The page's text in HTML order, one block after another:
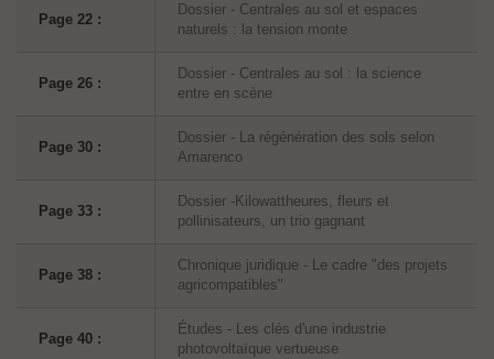
Page 22 :
Dossier - Centrales au sol et espaces
naturels : la tension monte
Page 26 :
Dossier - Centrales au sol : la science
entre en scène
Page 30 :
Dossier - La régénération des sols selon
Amarenco
Page 33 :
Dossier -Kilowattheures, fleurs et
pollinisateurs, un trio gagnant
Page 38 :
Chronique juridique - Le cadre "des projets
agricompatibles"
Page 40 :
Études - Les clés d'une industrie
photovoltaïque vertueuse